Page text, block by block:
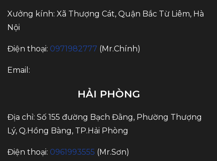
Xưởng kính: Xã Thượng Cát, Quận Bắc Từ Liêm, Hà
Nội
Điện thoại: 0971982777 (Mr.Chính)
Email:
HẢI PHÒNG
Địa chỉ: Số 155 đường Bạch Đằng, Phường Thượng
Lý, Q.Hồng Bàng, TP.Hải Phòng
Điện thoại: 0961993555 (Mr.Sơn)